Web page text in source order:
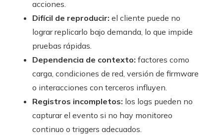
acciones.
Difícil de reproducir: el cliente puede no
lograr replicarlo bajo demanda, lo que impide
pruebas rápidas.
Dependencia de contexto: factores como
carga, condiciones de red, versión de firmware
o interacciones con terceros influyen.
Registros incompletos: los logs pueden no
capturar el evento si no hay monitoreo
continuo o triggers adecuados.